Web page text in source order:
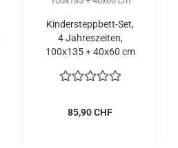
Kindersteppbett-Set,
4 Jahreszeiten,
100x135 + 40x60 cm
85,90 CHF